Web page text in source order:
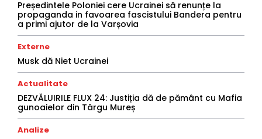
Președintele Poloniei cere Ucrainei să renunțe la
propaganda in favoarea fascistului Bandera pentru
a primi ajutor de la Varșovia
Externe
Musk dă Niet Ucrainei
Actualitate
DEZVĂLUIRILE FLUX 24: Justiția dă de pământ cu Mafia
gunoaielor din Târgu Mureș
Analize